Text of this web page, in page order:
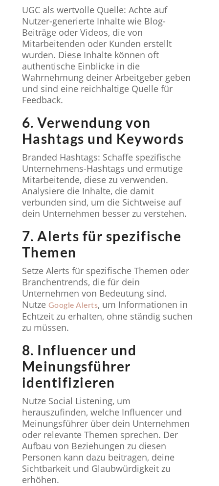
UGC als wertvolle Quelle: Achte auf
Nutzer-generierte Inhalte wie Blog-
Beiträge oder Videos, die von
Mitarbeitenden oder Kunden erstellt
wurden. Diese Inhalte können oft
authentische Einblicke in die
Wahrnehmung deiner Arbeitgeber geben
und sind eine reichhaltige Quelle für
Feedback.
6. Verwendung von
Hashtags und Keywords
Branded Hashtags: Schaffe spezifische
Unternehmens-Hashtags und ermutige
Mitarbeitende, diese zu verwenden.
Analysiere die Inhalte, die damit
verbunden sind, um die Sichtweise auf
dein Unternehmen besser zu verstehen.
7. Alerts für spezifische
Themen
Setze Alerts für spezifische Themen oder
Branchentrends, die für dein
Unternehmen von Bedeutung sind.
Nutze Google Alerts, um Informationen in
Echtzeit zu erhalten, ohne ständig suchen
zu müssen.
8. Influencer und
Meinungsführer
identifizieren
Nutze Social Listening, um
herauszufinden, welche Influencer und
Meinungsführer über dein Unternehmen
oder relevante Themen sprechen. Der
Aufbau von Beziehungen zu diesen
Personen kann dazu beitragen, deine
Sichtbarkeit und Glaubwürdigkeit zu
erhöhen.